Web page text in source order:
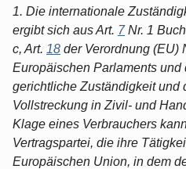
1. Die internationale
ergibt sich aus Art. 7Nr. 1
c, Art. 18 der Verordnung (EU)
Europäischen Parlaments und
gerichtliche Zuständigkeit und
Vollstreckung in Zivil- und
Klage eines Verbrauchers
Vertragspartei, die ihre
Europäischen Union, in dem